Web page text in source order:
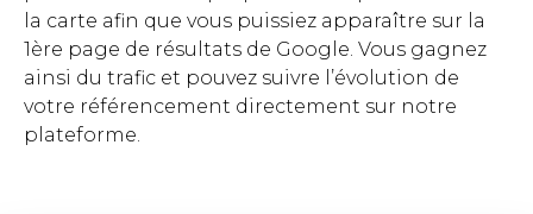
la carte afin que vous puissiez apparaître sur la
1ère page de résultats de Google. Vous gagnez
ainsi du trafic et pouvez suivre l’évolution de
votre référencement directement sur notre
plateforme.